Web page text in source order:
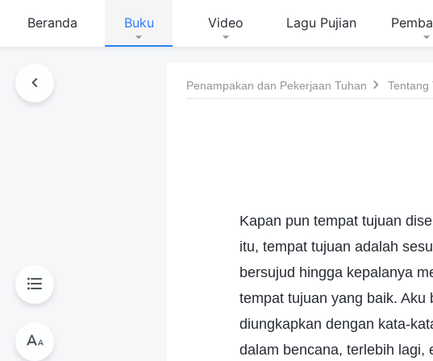
Beranda Buku Video Lagu Pujian
Penampakan dan Pekerjaan Tuhan Tentang
Kapan pun tempat tujuan
itu, tempat tujuan adalah
bersujud hingga kepalanya
tempat tujuan yang baik.
diungkapkan dengan kata-
dalam bencana, terlebih lagi,